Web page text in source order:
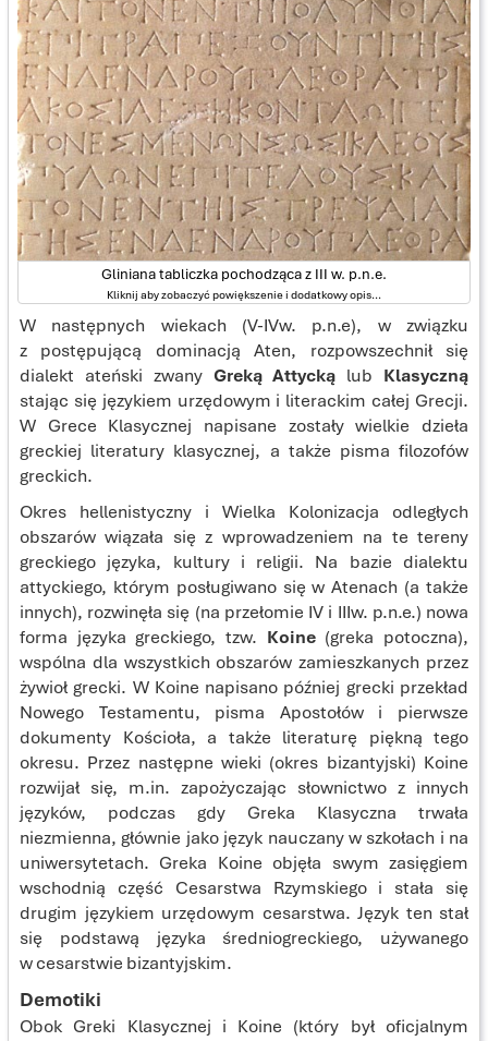
Gliniana tabliczka pochodząca z III w. p.n.e.
Kliknij aby zobaczyć powiększenie i dodatkowy opis...
W następnych wiekach (V-IVw. p.n.e), w związku
z postępującą dominacją Aten, rozpowszechnił się
dialekt ateński zwany Greką Attycką lub Klasyczną
stając się językiem urzędowym i literackim całej Grecji.
W Grece Klasycznej napisane zostały wielkie dzieła
greckiej literatury klasycznej, a także pisma filozofów
greckich.
Okres hellenistyczny i Wielka Kolonizacja odległych
obszarów wiązała się z wprowadzeniem na te tereny
greckiego języka, kultury i religii. Na bazie dialektu
attyckiego, którym posługiwano się w Atenach (a także
innych), rozwinęła się (na przełomie IV i IIIw. p.n.e.) nowa
forma języka greckiego, tzw. Koine(greka potoczna),
wspólna dla wszystkich obszarów zamieszkanych przez
żywioł grecki. W Koine napisano później grecki przekład
Nowego Testamentu, pisma Apostołów i pierwsze
dokumenty Kościoła, a także literaturę piękną tego
okresu. Przez następne wieki (okres bizantyjski) Koine
rozwijał się, m.in. zapożyczając słownictwo z innych
języków, podczas gdy Greka Klasyczna trwała
niezmienna, głównie jako język nauczany w szkołach i na
uniwersytetach. Greka Koine objęła swym zasięgiem
wschodnią część Cesarstwa Rzymskiego i stała się
drugim językiem urzędowym cesarstwa. Język ten stał
się podstawą języka średniogreckiego, używanego
w cesarstwie bizantyjskim.
Demotiki
Obok Greki Klasycznej i Koine (który był oficjalnym